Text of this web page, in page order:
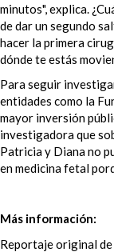
minutos", explica.
de dar un segundo
hacer la primera
dónde te estás
Para seguir
entidades como la
mayor inversión
investigadora que
Patricia y Diana no
en medicina fetal
Más información:
Reportaje original de